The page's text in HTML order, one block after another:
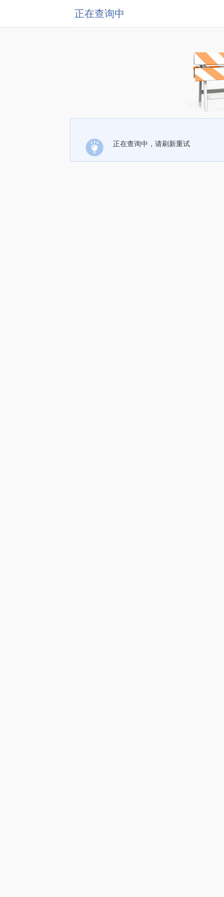
正在查询中
正在查询中，请刷新重试